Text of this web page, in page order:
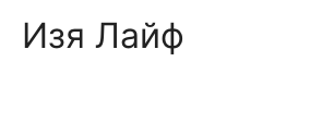
Изя Лайф